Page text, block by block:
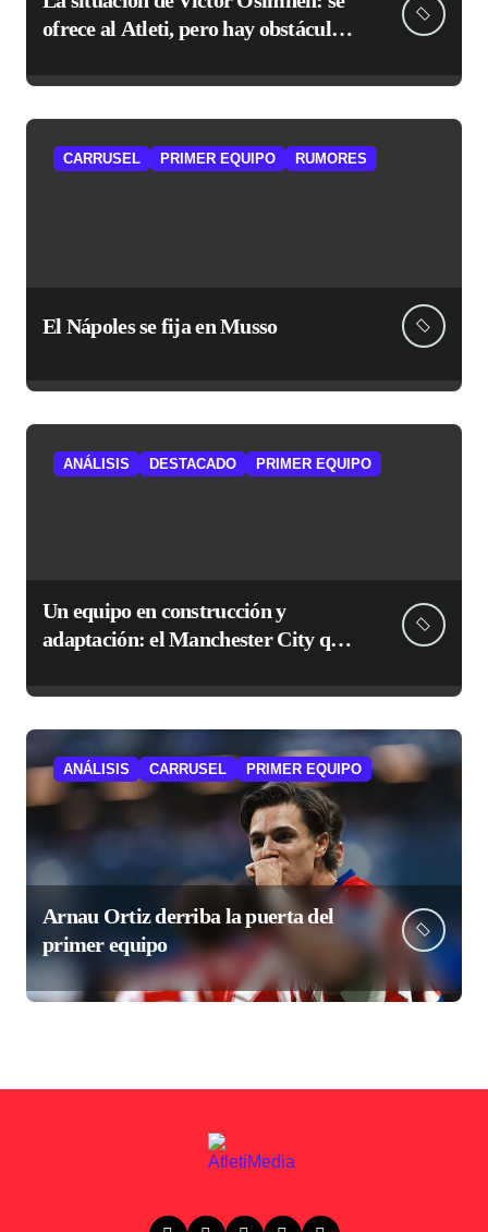
ofrece al Atleti, pero hay obstáculos
CARRUSEL PRIMER EQUIPO RUMORES
El Nápoles se fija en Musso
ANÁLISIS DESTACADO PRIMER EQUIPO
Un equipo en construcción y
adaptación: el Manchester City que
ANÁLISIS CARRUSEL PRIMER EQUIPO
Arnau Ortiz derriba la puerta del
primer equipo